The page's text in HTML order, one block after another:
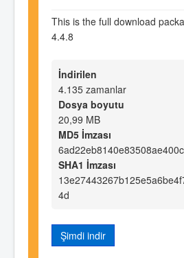
This is the full download
4.4.8
İndirilen
4.135 zamanlar
Dosya boyutu
20,99 MB
MD5 İmzası
SHA1 İmzası
4d
Şimdi indir